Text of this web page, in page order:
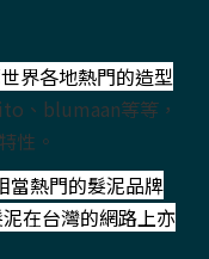
界各地熱門的造型
、blumaan等等，
性。
當熱門的髮泥品牌
在台灣的網路上亦